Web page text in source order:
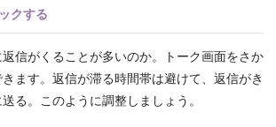
クする
信がくることが多いのか。トーク画面をさか
ます。返信が滞る時間帯は避けて、返信がき
る。このように調整しましょう。